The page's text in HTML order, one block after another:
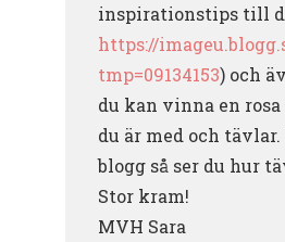
inspirationstips till
https://
tmp=09134153) och
du kan vinna en
du är med och
blogg så ser du hur
Stor kram!
MVH Sara